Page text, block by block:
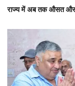
राज्य में अब तक औसत